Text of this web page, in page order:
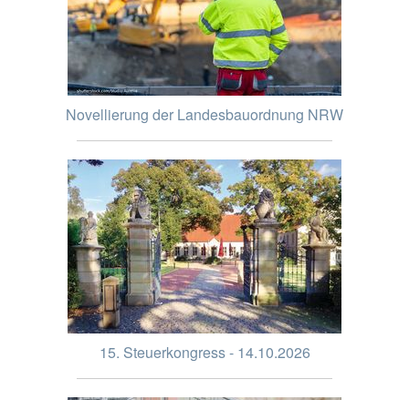
Novellierung der Landesbauordnung NRW
15. Steuerkongress - 14.10.2026